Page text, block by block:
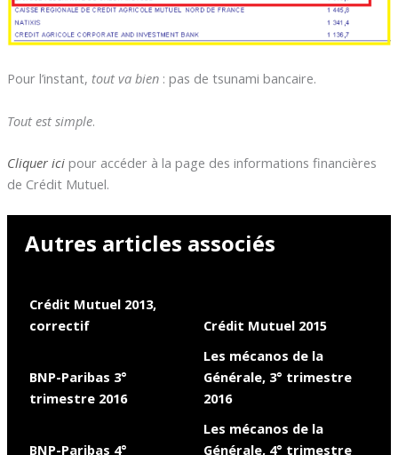
Pour l’instant, tout va bien : pas de tsunami bancaire.
Tout est simple.
Cliquer icipour accéder à la page des informations financières
de Crédit Mutuel.
Autres articles associés
Crédit Mutuel 2013,
correctif
Crédit Mutuel 2015
BNP-Paribas 3°
trimestre 2016
Les mécanos de la
Générale, 3° trimestre
2016
BNP-Paribas 4°
Les mécanos de la
Générale, 4° trimestre